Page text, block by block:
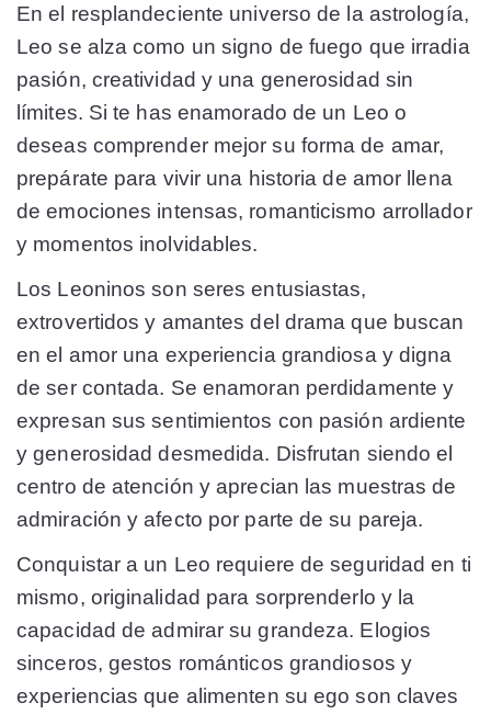
En el resplandeciente universo de la astrología,
Leo se alza como un signo de fuego que irradia
pasión, creatividad y una generosidad sin
límites. Si te has enamorado de un Leo o
deseas comprender mejor su forma de amar,
prepárate para vivir una historia de amor llena
de emociones intensas, romanticismo arrollador
y momentos inolvidables.
Los Leoninos son seres entusiastas,
extrovertidos y amantes del drama que buscan
en el amor una experiencia grandiosa y digna
de ser contada. Se enamoran perdidamente y
expresan sus sentimientos con pasión ardiente
y generosidad desmedida. Disfrutan siendo el
centro de atención y aprecian las muestras de
admiración y afecto por parte de su pareja.
Conquistar a un Leo requiere de seguridad en ti
mismo, originalidad para sorprenderlo y la
capacidad de admirar su grandeza. Elogios
sinceros, gestos románticos grandiosos y
experiencias que alimenten su ego son claves